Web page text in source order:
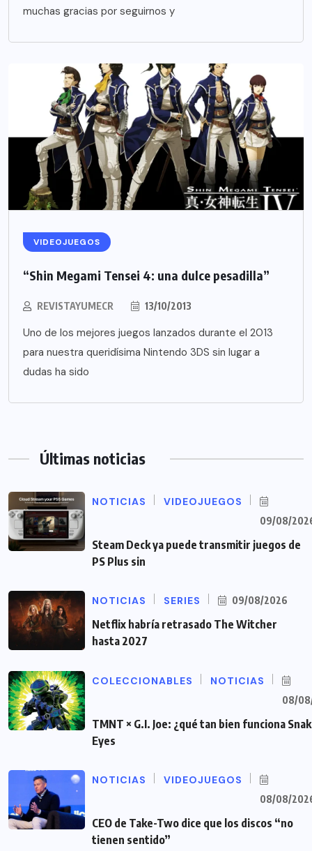
muchas gracias por seguirnos y
VIDEOJUEGOS
“Shin Megami Tensei 4: una dulce pesadilla”
REVISTAYUMECR 13/10/2013
Uno de los mejores juegos lanzados durante el 2013
para nuestra queridísima Nintendo 3DS sin lugar a
dudas ha sido
Últimas noticias
NOTICIAS VIDEOJUEGOS
09/08/
Steam Deck ya puede transmitir juegos de
PS Plus sin
NOTICIAS SERIES 09/08/2026
Netflix habría retrasado The Witcher
hasta 2027
COLECCIONABLES NOTICIAS
08/
TMNT × G.I. Joe: ¿qué tan bien funciona
Eyes
NOTICIAS VIDEOJUEGOS
08/08/
CEO de Take-Two dice que los discos “no
tienen sentido”